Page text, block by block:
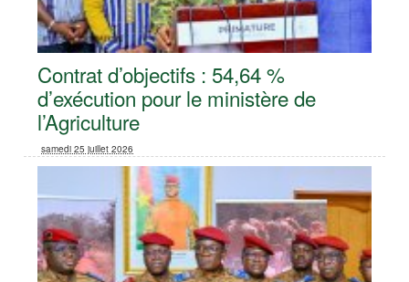
Contrat d’objectifs : 54,64 %
d’exécution pour le ministère de
l’Agriculture
samedi 25 juillet 2026